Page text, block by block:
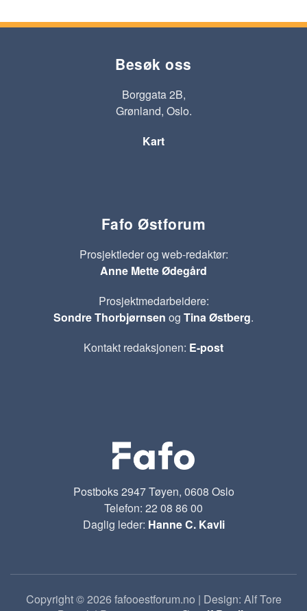
Besøk oss
Borggata 2B,
Grønland, Oslo.
Kart
Fafo Østforum
Prosjektleder og web-redaktør:
Anne Mette Ødegård
Prosjektmedarbeidere:
Sondre Thorbjørnsen og Tina Østberg.
Kontakt redaksjonen: E-post
Postboks 2947 Tøyen, 0608 Oslo
Telefon: 22 08 86 00
Daglig leder: Hanne C. Kavli
Copyright © 2026 fafooestforum.no | Design: Alf Tore